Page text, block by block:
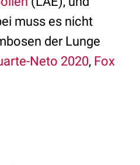
muss es nicht
der Lunge
Neto 2020, Fox